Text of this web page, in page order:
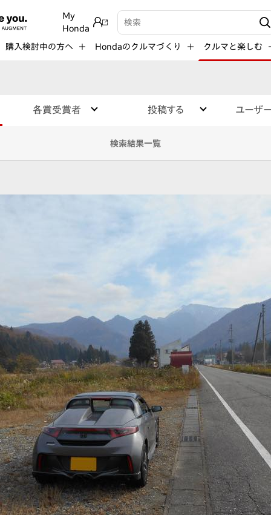
My
Honda
検索キーワード入力
購入検討中の方へ Hondaのクルマづくり クルマと楽しむ
各賞受賞者 投稿する ユーザ
検索結果一覧